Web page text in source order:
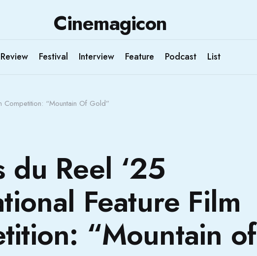
Cinemagicon
Review Festival Interview Feature Podcast
List
Competition: “Mountain Of Gold”
du Reel ‘25
Feature Film
“Mountain of